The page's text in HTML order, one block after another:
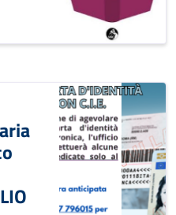
CULTURA PER L'APERTURA